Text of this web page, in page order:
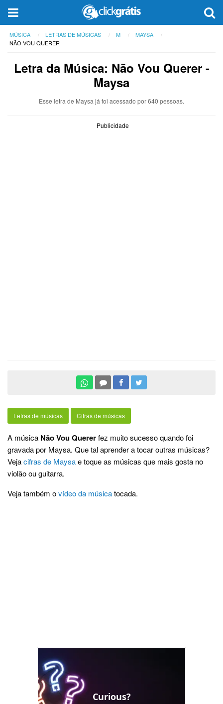
MÚSICA LETRAS DE MÚSICAS M
MAYSA
NÃO VOU QUERER
Letra da Música: Não Vou Querer -
Maysa
Esse letra de Maysa já foi acessado por 640 pessoas.
Publicidade
Letras de músicas Cifras de músicas
A música Não Vou Quererfez muito sucesso quando foi
gravada por Maysa. Que tal aprender a tocar outras músicas?
Vejacifras de Maysae toque as músicas que mais gosta no
violão ou guitarra.
Veja também ovídeo da músicatocada.